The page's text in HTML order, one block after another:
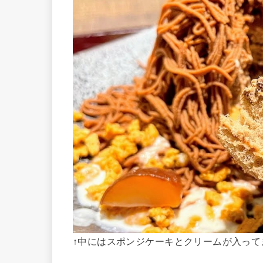
↑中にはスポンジケーキとクリームが入っ